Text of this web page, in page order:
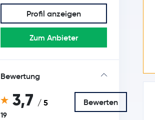
Profil anzeigen
Zum Anbieter
Bewertung
3,7 / 5
19
Bewerten